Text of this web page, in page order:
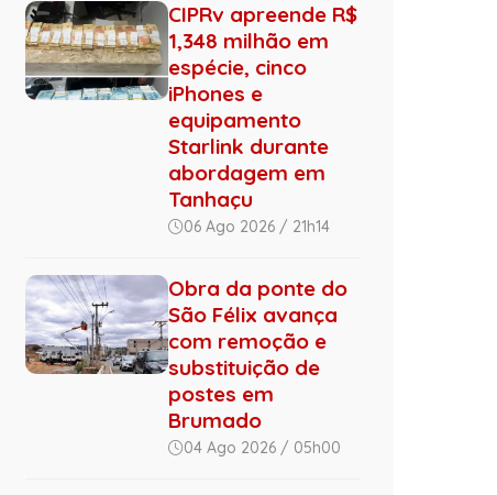
CIPRv apreende R$
1,348 milhão em
espécie, cinco
iPhones e
equipamento
Starlink durante
abordagem em
Tanhaçu
06 Ago 2026 / 21h14
Obra da ponte do
São Félix avança
com remoção e
substituição de
postes em
Brumado
04 Ago 2026 / 05h00